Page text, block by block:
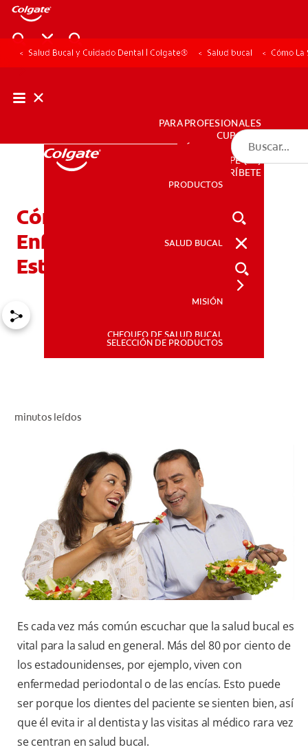
PRODUCTOS
PARA PROFESIONALES
DÓNDE COMPRAR
PE (ES)
SUSCRÍBETE
PARA PROFESIONALES
CUPONES
DÓNDE COMPRAR
PE (ES)
SUSCRÍBETE
PRODUCTOS
SALUD BUCAL
MISIÓN
CHEQUEO DE SALUD BUCAL
SELECCIÓN DE PRODUCTOS
Salud Bucal y Cuidado Dental | Colgate® Salud bucal Cómo
Cómo La Salud Bucal Y
Enfermedades Cardíacas
Están Asociadas
minutos leídos
Es cada vez más común escuchar que la salud bucal es
vital para la salud en general. Más del 80 por ciento de
los estadounidenses, por ejemplo, viven con
enfermedad periodontal o de las encías. Esto puede
ser porque los dientes del paciente se sienten bien, así
que él evita ir al dentista y las visitas al médico rara vez
se centran en salud bucal.